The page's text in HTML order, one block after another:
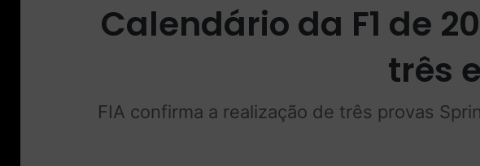
Calendário da F1 de
três
FIA confirma a realização de três provas